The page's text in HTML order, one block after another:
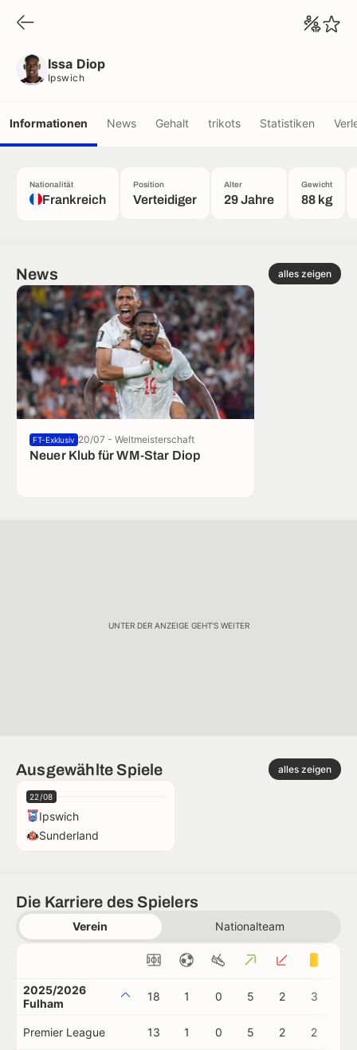
Issa Diop
Ipswich
Informationen News Gehalt trikots Statistiken
Nationalität
Frankreich
Position
Verteidiger
Alter
29 Jahre
Gewicht
88 kg
News alles zeigen
Neuer Klub für WM-Star Diop
FT-Exklusiv 20/07 - Weltmeisterschaft
UNTER DER ANZEIGE GEHT'S WEITER
Ausgewählte Spiele alles zeigen
22/08
Ipswich
Sunderland
Die Karriere des Spielers
Verein Nationalteam
2025/2026
Fulham
18 1 0 5 2 3
Premier League 13 1 0 5 2 2